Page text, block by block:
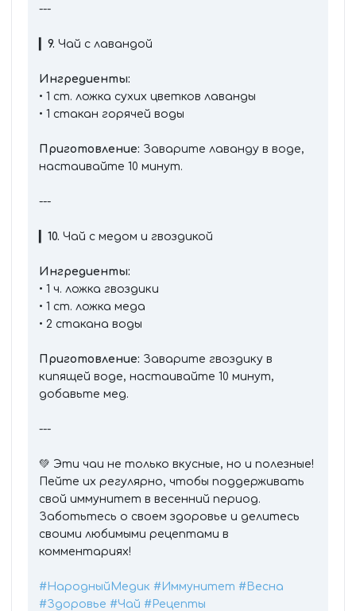
---
9. Чай с лавандой
Ингредиенты:
• 1 ст. ложка сухих цветков лаванды
• 1 стакан горячей воды
Приготовление: Заварите лаванду в воде,
настаивайте 10 минут.
---
10. Чай с медом и гвоздикой
Ингредиенты:
• 1 ч. ложка гвоздики
• 1 ст. ложка меда
• 2 стакана воды
Приготовление: Заварите гвоздику в
кипящей воде, настаивайте 10 минут,
добавьте мед.
---
💚 Эти чаи не только вкусные, но и полезные!
Пейте их регулярно, чтобы поддерживать
свой иммунитет в весенний период.
Заботьтесь о своем здоровье и делитесь
своими любимыми рецептами в
комментариях!
#НародныйМедик #Иммунитет #Весна
#Здоровье #Чай #Рецепты